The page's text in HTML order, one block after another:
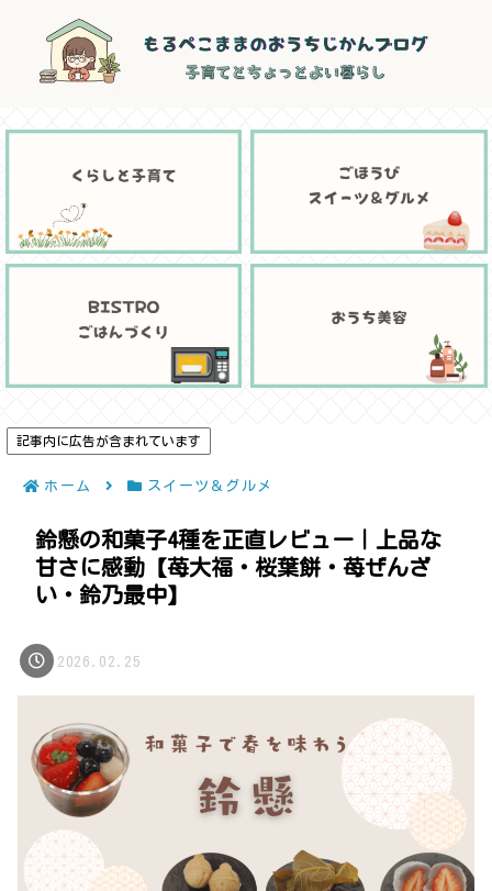
記事内に広告が含まれています
ホーム スイーツ＆グルメ
鈴懸の和菓子4種を正直レビュー｜上品な
甘さに感動【苺大福・桜葉餅・苺ぜんざ
い・鈴乃最中】
2026.02.25